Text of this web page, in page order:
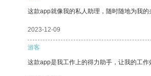
这款app就像我的私人助理，随时随地为我的
2023-12-09
游客
这款app是我工作上的得力助手，让我的工